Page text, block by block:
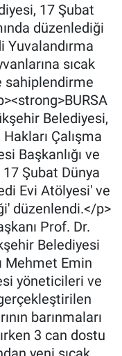
17 Şubat
düzenlediği
Yuvalandırma
sıcak
sahiplendirme
Belediyesi,
Çalışma
Başkanlığı ve
Şubat Dünya
Evi Atölyesi' ve
düzenlendi.</p>
Prof. Dr.
Belediyesi
Mehmet Emin
yöneticileri ve
barınmaları
3 can dostu